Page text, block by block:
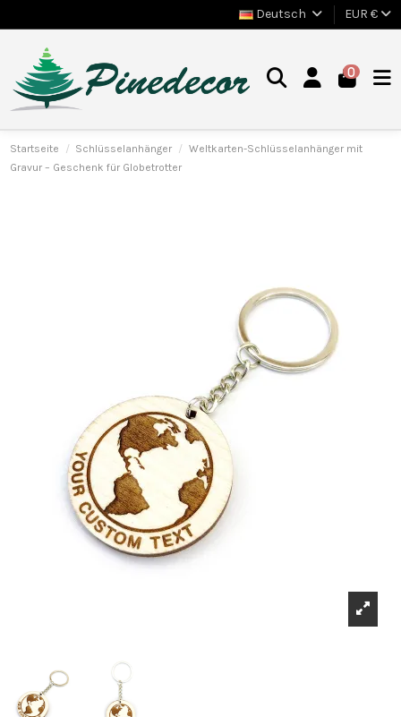
Deutsch EUR €
0
Startseite Schlüsselanhänger
Weltkarten-Schlüsselanhänger mit
Gravur – Geschenk für Globetrotter